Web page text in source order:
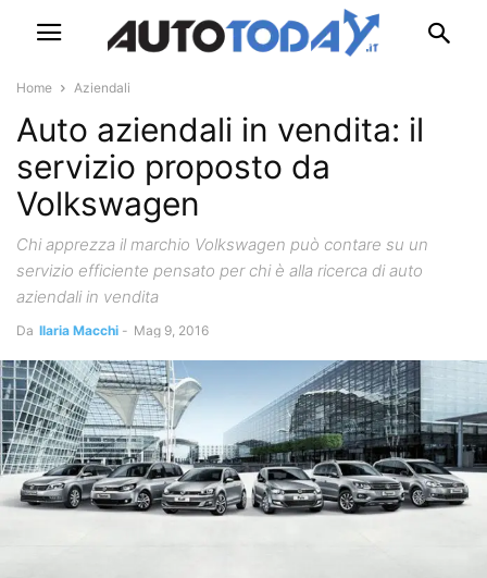
Home Aziendali
Auto aziendali in vendita: il
servizio proposto da
Volkswagen
Chi apprezza il marchio Volkswagen può contare su un
servizio efficiente pensato per chi è alla ricerca di auto
aziendali in vendita
Da Ilaria Macchi - Mag 9, 2016